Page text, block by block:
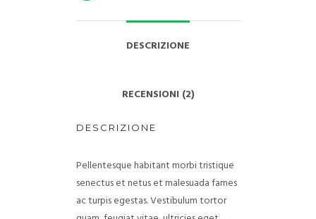
DESCRIZIONE
RECENSIONI (2)
DESCRIZIONE
Pellentesque habitant morbi tristique
senectus et netus et malesuada fames
ac turpis egestas. Vestibulum tortor